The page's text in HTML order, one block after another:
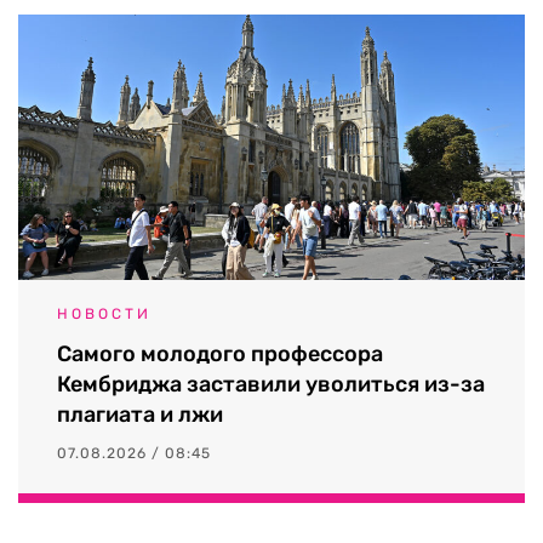
НОВОСТИ
Самого молодого профессора
Кембриджа заставили уволиться из-за
плагиата и лжи
07.08.2026 / 08:45